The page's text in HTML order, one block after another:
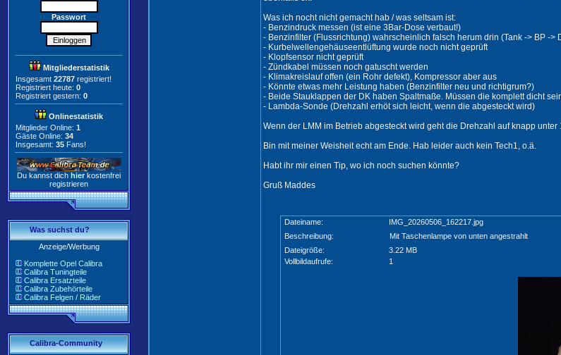
Passwort
Mitgliederstatistik
Insgesamt 22787 registriert!
Registriert heute: 0
Registriert gestern: 0
Onlinestatistik
Mitglieder Online: 1
Gäste Online: 34
Insgesamt: 35 Fans!
Du kannst dich hier kostenfrei
registrieren
Was suchst du?
Anzeige/Werbung
Komplette Opel Calibra
Calibra Tuningteile
Calibra Ersatzteile
Calibra Zubehörteile
Calibra Felgen / Räder
Calibra-Community
Was ich nocht nicht gemacht hab / was seltsam ist:
- Benzindruck messen (ist eine 3Bar-Dose verbaut!)
- Benzinfilter (Flussrichtung) wahrscheinlich falsch herum drin (Tank -> BP ->
- Kurbelwellengehäuseentlüftung wurde noch nicht geprüft
- Klopfsensor nicht geprüft
- Zündkabel müssen noch gatuscht werden
- Klimakreislauf offen (ein Rohr defekt), Kompressor aber aus
- Könnte etwas mehr Leistung haben (Benzinfilter neu und richtigrum?)
- Beide Stauklappen der DK haben Spaltmaße. Müssen die komplett dicht
- Lambda-Sonde (Drehzahl erhöt sich leicht, wenn die abgesteckt wird)
Wenn der LMM im Betrieb abgesteckt wird geht die Drehzahl auf knapp
Bin mit meiner Weisheit echt am Ende. Hab leider auch kein Tech1, o.ä.
Habt ihr mir einen Tip, wo ich noch suchen könnte?
Gruß Maddes
Dateiname:
IMG_20260506_162217.jpg
Beschreibung:
Mit Taschenlampe von unten angestrahlt
Dateigröße:
3.22 MB
Vollbildaufrufe:
1